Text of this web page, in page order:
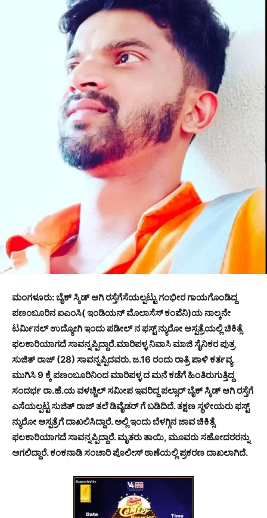
ಮಂಗಳೂರು: ಬೈಕ್ ಸ್ಕಿಡ್ ಆಗಿ ರಸ್ತೆಗೆಸೆಯಲ್ಪಟ್ಟು ಗಂಭೀರ ಗಾಯಗೊಂಡಿದ್ದ
ಪಣಂಬೂರಿನ ಐಎಂಸಿ( ಇಂಡಿಯನ್ ಮೊಲಾಸೆಸ್ ಕಂಪೆನಿ)ಯ ನಾಲ್ಕನೇ
ಟರ್ಮಿನಲ್ ಉದ್ಯೋಗಿ ಇಂದು ಪಡೀಲ್ ನ ಫಸ್ಟ್ ನ್ಯುರೋ ಆಸ್ಪತ್ರೆಯಲ್ಲಿ ಚಿಕಿತ್ಸೆ
ಫಲಕಾರಿಯಾಗದೆ ಸಾವನ್ನಪ್ಪಿದ್ದಾರೆ.ಮಾರಿಪಳ್ಳ ನಿವಾಸಿ ಮಾಜಿ ಸೈನಿಕರ ಪುತ್ರ
ಸುಜಿತ್ ರಾಜ್ (28) ಸಾವನ್ನಪ್ಪಿದವರು. ಜ.16 ರಂದು ರಾತ್ರಿ ಪಾಳಿ ಕರ್ತವ್ಯ
ಮುಗಿಸಿ 9 ಕ್ಕೆ ಪಣಂಬೂರಿನಿಂದ ಮಾರಿಪಳ್ಳ ದ ಮನೆ ಕಡೆಗೆ ಹಿಂತಿರುಗುತ್ತಿದ್ದ
ಸಂದರ್ಭ ರಾ.ಹೆ.ಯ ವಳಚ್ಚಿಲ್ ಸಮೀಪ ಇವರಿದ್ದ ಪಲ್ಸಾರ್ ಬೈಕ್ ಸ್ಕಿಡ್ ಆಗಿ ರಸ್ತೆಗೆ
ಎಸೆಯಲ್ಪಟ್ಟ ಸುಜಿತ್ ರಾಜ್ ತಲೆ ಡಿವೈಡರ್ ಗೆ ಬಡಿದಿದೆ. ತಕ್ಷಣ ಸ್ಥಳೀಯರು ಫಸ್ಟ್
ನ್ಯುರೋ ಆಸ್ಪತ್ರೆಗೆ ದಾಖಲಿಸಿದ್ದಾರೆ. ಅಲ್ಲಿ ಇಂದು ಬೆಳಗ್ಗಿನ ಜಾವ ಚಿಕಿತ್ಸೆ
ಫಲಕಾರಿಯಾಗದೆ ಸಾವನ್ನಪ್ಪಿದ್ದಾರೆ. ಮೃತರು ತಾಯಿ, ಮೂವರು ಸಹೋದರರನ್ನು
ಅಗಲಿದ್ದಾರೆ. ಕಂಕನಾಡಿ ಸಂಚಾರಿ ಪೊಲೀಸ್ ಠಾಣೆಯಲ್ಲಿ ಪ್ರಕರಣ ದಾಖಲಾಗಿದೆ.